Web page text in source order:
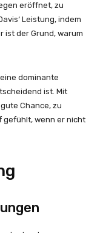
eröffnet, zu
Leistung, indem
ist der Grund, warum
dominante
ist. Mit
Chance, zu
gefühlt, wenn er nicht